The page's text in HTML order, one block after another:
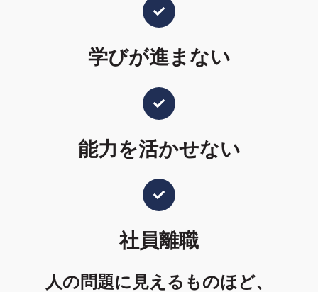
学びが進まない
能力を活かせない
社員離職
人の問題に見えるものほど、